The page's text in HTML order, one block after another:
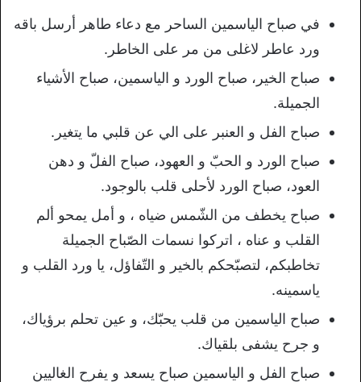
في صباح الياسمين الساحر مع دعاء طاهر أرسل باقه
ورد عاطر لاغلى من مر على الخاطر.
صباح الخير، صباح الورد و الياسمين، صباح الأشياء
الجميلة.
صباح الفل و العنبر على الي عن قلبي ما يتغير.
صباح الورد و الحبّ و العهود، صباح الفلّ و دهن
العود، صباح الورد لأحلى قلب بالوجود.
صباح يخطف من الشّمس ضياه ، و أمل يمحو ألم
القلب و عناه ، اتركوا نسمات الصّباح الجميلة
تخاطبكم، لتصبّحكم بالخير و التّفاؤل، يا ورد القلب و
ياسمينه.
صباح الياسمين من قلب يحبّك، و عين تحلم برؤياك،
و جرح يشفى بلقياك.
صباح الفل و الياسمين صباح يسعد و يفرح الغاليين